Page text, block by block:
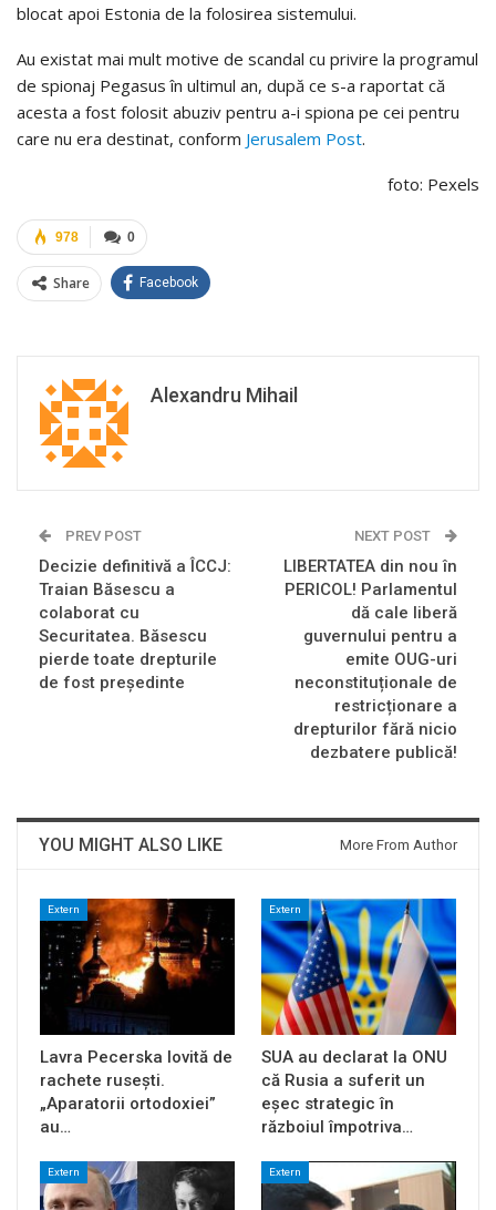
blocat apoi Estonia de la folosirea sistemului.
Au existat mai mult motive de scandal cu privire la programul
de spionaj Pegasus în ultimul an, după ce s-a raportat că
acesta a fost folosit abuziv pentru a-i spiona pe cei pentru
care nu era destinat, conform Jerusalem Post.
foto: Pexels
0
978
Share Facebook
Alexandru Mihail
PREV POST
Decizie definitivă a ÎCCJ:
Traian Băsescu a
colaborat cu
Securitatea. Băsescu
pierde toate drepturile
de fost președinte
NEXT POST
LIBERTATEA din nou în
PERICOL! Parlamentul
dă cale liberă
guvernului pentru a
emite OUG-uri
neconstituționale de
restricționare a
drepturilor fără nicio
dezbatere publică!
YOU MIGHT ALSO LIKE More From Author
Extern
Lavra Pecerska lovită de
rachete rusești.
„Aparatorii ortodoxiei”
au…
Extern
SUA au declarat la ONU
că Rusia a suferit un
eșec strategic în
războiul împotriva…
Extern Extern